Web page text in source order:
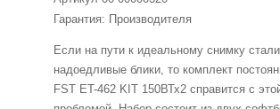
Гарантия: Производителя
Если на пути к идеальному снимку стали
надоедливые блики, то комплект
FST ET-462 KIT 150ВТх2 справится с